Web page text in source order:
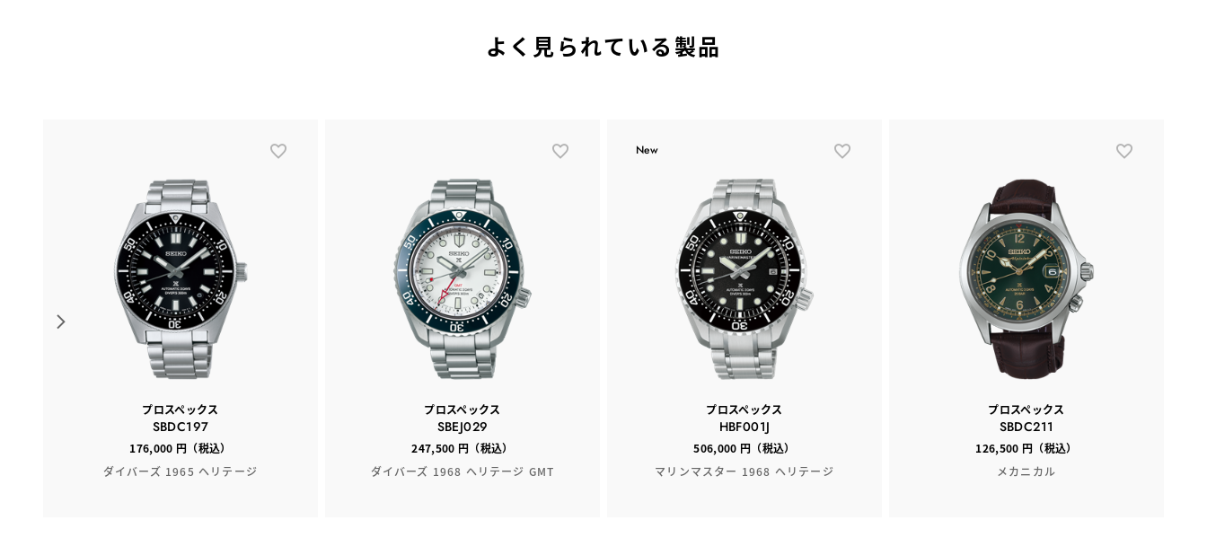
よく見られている製品
プロスペックス
SBDC197
176,000 円（税込）
ダイバーズ 1965 ヘリテージ
プロスペックス
SBEJ029
247,500 円（税込）
ダイバーズ 1968 ヘリテージ GMT
New
プロスペックス
HBF001J
506,000 円（税込）
マリンマスター 1968 ヘリテージ
プロスペックス
SBDC211
126,500 円（税込）
メカニカル